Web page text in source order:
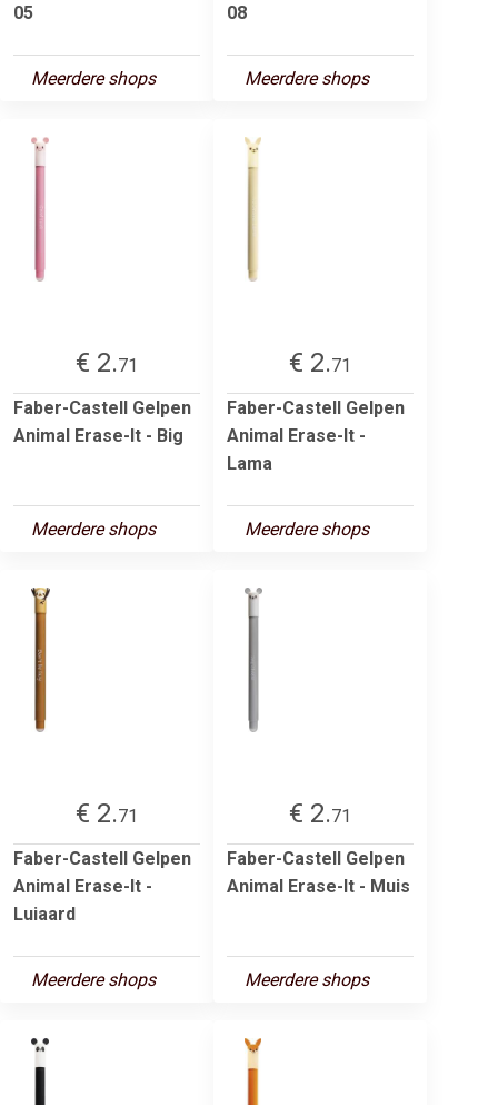
05
Meerdere shops
08
Meerdere shops
€ 2.71
Faber-Castell Gelpen
Animal Erase-It - Big
Meerdere shops
€ 2.71
Faber-Castell Gelpen
Animal Erase-It -
Lama
Meerdere shops
€ 2.71
Faber-Castell Gelpen
Animal Erase-It -
Luiaard
Meerdere shops
€ 2.71
Faber-Castell Gelpen
Animal Erase-It - Muis
Meerdere shops